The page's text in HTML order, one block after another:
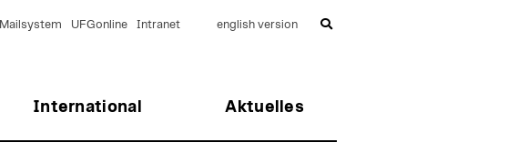
International Aktuelles
Mailsystem UFGonline Intranet english version